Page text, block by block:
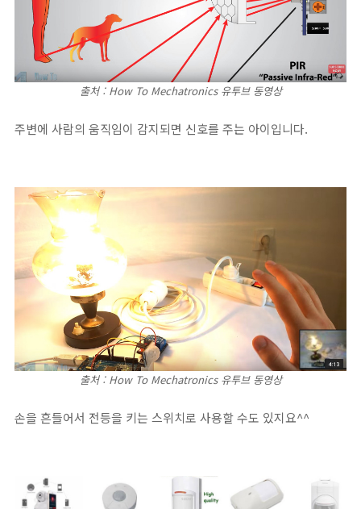
출처 : How To Mechatronics 유투브 동영상
주변에 사람의 움직임이 감지되면 신호를 주는 아이입니다.
출처 : How To Mechatronics 유투브 동영상
손을 흔들어서 전등을 키는 스위치로 사용할 수도 있지요^^